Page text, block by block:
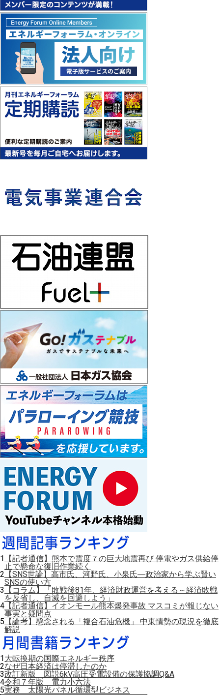
1
【記者通信】熊本で震度７の巨大地震再び 停電やガス供給停
止で懸命な復旧作業続く
2 【SNS世論】高市氏、河野氏、小泉氏―政治家から学ぶ賢い
SNSの使い方
3
【コラム】「敗戦後81年、経済財政運営を考える～経済敗戦
を反省し、自滅を回避しよう」
4 【記者通信】イオンモール熊本爆発事故 マスコミが報じない
事実と疑問点
5 【論考】懸念される「複合石油危機」 中東情勢の現況を徹底
解説
1大転換期の国際エネルギー秩序
2なぜ日本経済は停滞したのか
3改訂新版 図説6kV高圧受電設備の保護協調Q&A
4令和７年版 電力小六法
5実務 太陽光パネル循環型ビジネス